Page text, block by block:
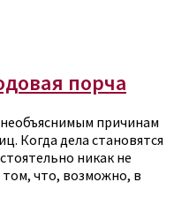
порча
причинам
Когда дела становятся
никак не
том, что, возможно, в